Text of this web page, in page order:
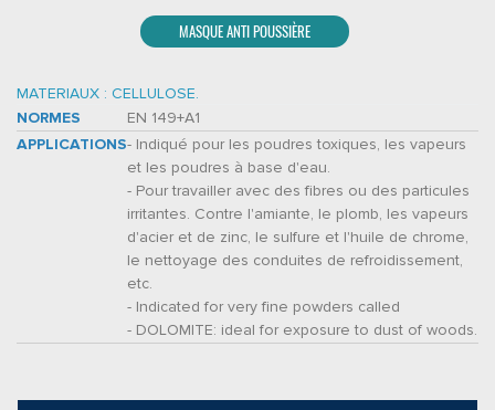
MASQUE ANTI POUSSIÈRE
MATERIAUX : CELLULOSE.
NORMES
EN 149+A1
APPLICATIONS- Indiqué pour les poudres toxiques, les vapeurs
et les poudres à base d'eau.
- Pour travailler avec des fibres ou des particules
irritantes. Contre l'amiante, le plomb, les vapeurs
d'acier et de zinc, le sulfure et l'huile de chrome,
le nettoyage des conduites de refroidissement,
etc.
- Indicated for very fine powders called
- DOLOMITE: ideal for exposure to dust of woods.